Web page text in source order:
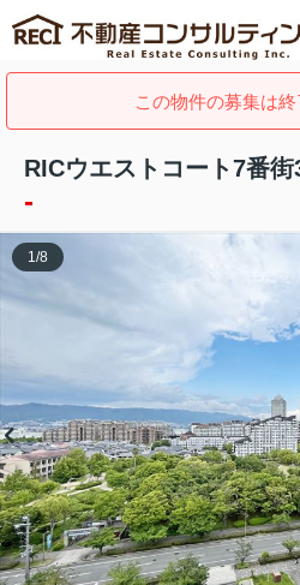
この物件の募集は終
RICウエストコート7番街
-
1/8